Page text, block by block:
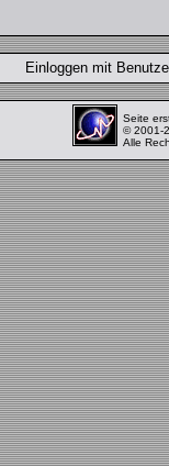
Einloggen mit
Seite
© 2001-
Alle